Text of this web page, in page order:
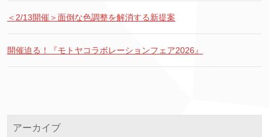
＜2/13開催＞面倒な色調整を解消する新提案
開催迫る！『モトヤコラボレーションフェア2026』
アーカイブ